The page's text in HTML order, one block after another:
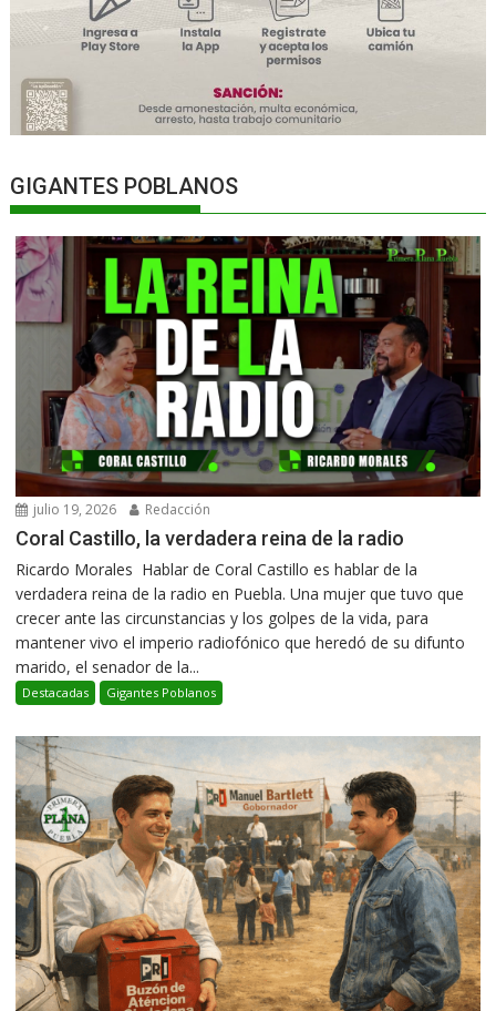
GIGANTES POBLANOS
julio 19, 2026 Redacción
Coral Castillo, la verdadera reina de la radio
Ricardo Morales Hablar de Coral Castillo es hablar de la
verdadera reina de la radio en Puebla. Una mujer que tuvo que
crecer ante las circunstancias y los golpes de la vida, para
mantener vivo el imperio radiofónico que heredó de su difunto
marido, el senador de la...
Destacadas Gigantes Poblanos